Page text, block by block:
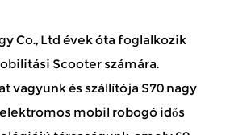
Co., Ltd évek óta foglalkozik
Scooter számára.
vagyunk és szállítója S70 nagy
mobil robogó idős